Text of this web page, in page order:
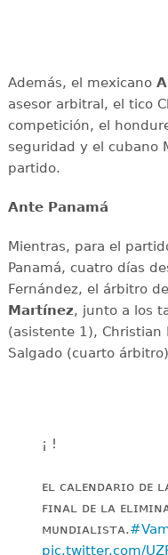
Además, el mexicano
asesor arbitral, el tico
competición, el
seguridad y el cubano
partido.
Ante Panamá
Mientras, para el
Panamá, cuatro días
Fernández, el árbitro
Martínez, junto a los
(asistente 1), Christian
Salgado (cuarto
¡ !
️ᴇʟ ᴄᴀʟᴇɴᴅᴀʀɪᴏ ᴅᴇ
ꜰɪɴᴀʟ ᴅᴇ ʟᴀ
ᴍᴜɴᴅɪᴀʟɪꜱᴛᴀ.
pic.twitter.com/